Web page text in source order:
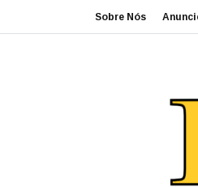
Sobre Nós